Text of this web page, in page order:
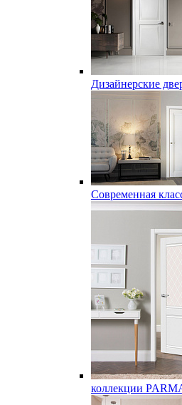
Дизайнерские
Современная
коллекции